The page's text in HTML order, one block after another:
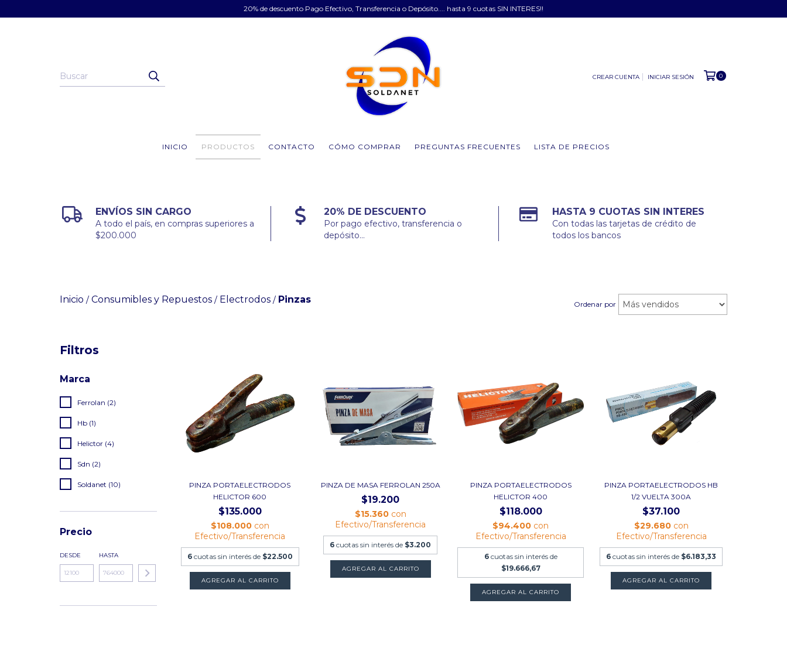
20% de descuento Pago Efectivo, Transferencia o Depósito.... hasta 9 cuotas SIN INTERES!!
CREAR CUENTA INICIAR SESIÓN 0
INICIO PRODUCTOS CONTACTO CÓMO COMPRAR PREGUNTAS FRECUENTES LISTA DE PRECIOS
ENVÍOS SIN CARGO
A todo el país, en compras superiores a
$200.000
20% DE DESCUENTO
Por pago efectivo, transferencia o
depósito...
HASTA 9 CUOTAS SIN INTERES
Con todas las tarjetas de crédito de
todos los bancos
Inicio / Consumibles y Repuestos / Electrodos / Pinzas Ordenar por
Filtros
Marca
Ferrolan (2)
Hb (1)
Helictor (4)
Sdn (2)
Soldanet (10)
Precio
DESDE HASTA
PINZA PORTAELECTRODOS
HELICTOR 600
$135.000
$108.000 con
Efectivo/Transferencia
6 cuotas sin interés de $22.500
PINZA DE MASA FERROLAN 250A
$19.200
$15.360 con
Efectivo/Transferencia
6 cuotas sin interés de $3.200
PINZA PORTAELECTRODOS
HELICTOR 400
$118.000
$94.400 con
Efectivo/Transferencia
6 cuotas sin interés de
$19.666,67
PINZA PORTAELECTRODOS HB
1/2 VUELTA 300A
$37.100
$29.680 con
Efectivo/Transferencia
6 cuotas sin interés de $6.183,33